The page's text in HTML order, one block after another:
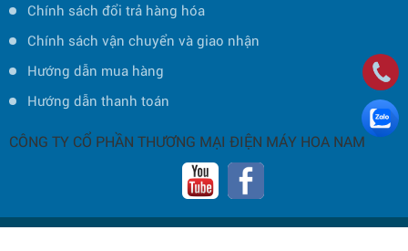
Chính sách đổi trả hàng hóa
Chính sách vận chuyển và giao nhận
Hướng dẫn mua hàng
Hướng dẫn thanh toán
CÔNG TY CỔ PHẦN THƯƠNG MẠI ĐIỆN MÁY HOA NAM